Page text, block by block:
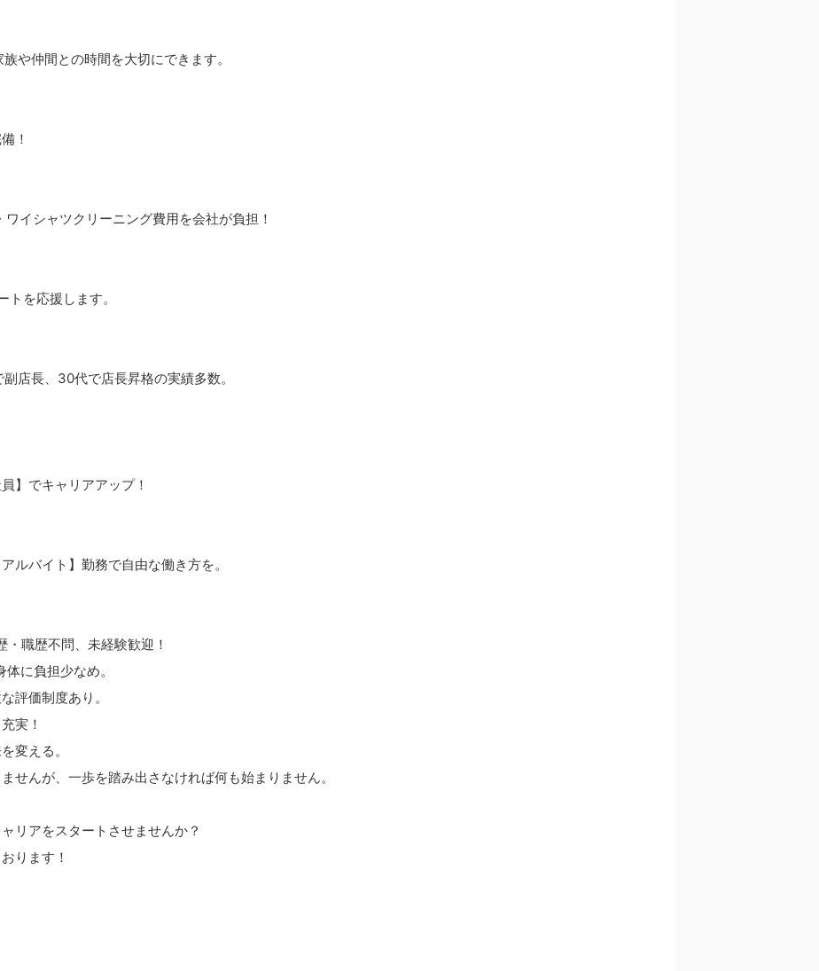
や仲間との時間を大切にできます。
！
イシャツクリーニング費用を会社が負担！
を応援します。
店長、30代で店長昇格の実績多数。
】でキャリアアップ！
ルバイト】勤務で自由な働き方を。
職歴不問、未経験歓迎！
に負担少なめ。
評価制度あり。
実！
変える。
せんが、一歩を踏み出さなければ何も始まりません。
リアをスタートさせませんか？
ります！